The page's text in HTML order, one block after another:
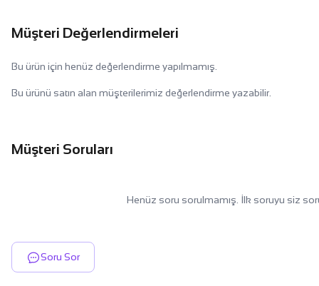
Müşteri Değerlendirmeleri
Bu ürün için henüz değerlendirme yapılmamış.
Bu ürünü satın alan müşterilerimiz değerlendirme yazabilir.
Müşteri Soruları
Henüz soru sorulmamış. İlk soruyu siz
Soru Sor